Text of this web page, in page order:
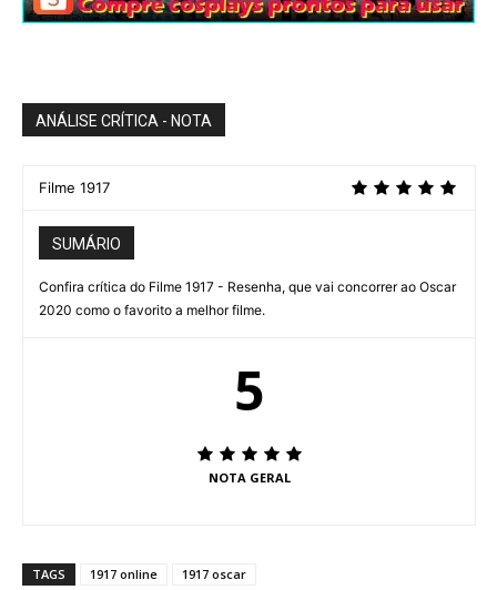
ANÁLISE CRÍTICA - NOTA
Filme 1917
SUMÁRIO
Confira crítica do Filme 1917 - Resenha, que vai concorrer ao Oscar
2020 como o favorito a melhor filme.
5
NOTA GERAL
TAGS 1917 online
1917 oscar